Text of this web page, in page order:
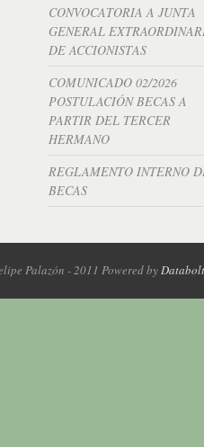
CONVOCATORIA A JUNTA
GENERAL
DE ACCIONISTAS
COMUNICADO 02/2026
POSTULACIÓN BECAS A
PARTIR DEL TERCER
HERMANO
REGLAMENTO INTERNO
BECAS
Palazón - 2011 Powered byDatabolt